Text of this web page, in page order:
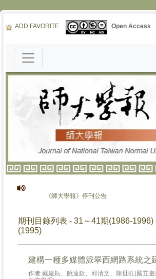
ADD FAVORITE Open Access
《師大學報》停刊公告
期刊目錄列表 - 31～41期(1986-1996)
(1995)
建構一種多媒體派翠西網路系統之
作者:戴建耘、饒達欽、邱清文、陳世旺(國立